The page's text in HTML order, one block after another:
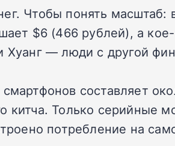
Чтобы понять
$6 (466 рублей), а
Хуанг — люди с другой
составляет
китча. Только серийные
потребление на